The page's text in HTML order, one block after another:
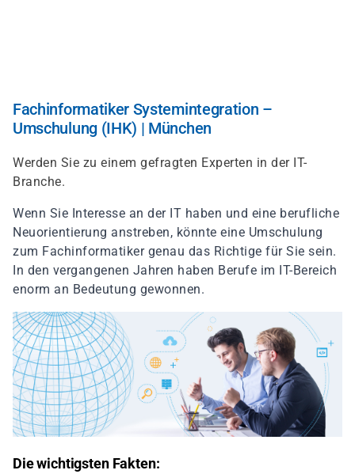
Fachinformatiker Systemintegration –
Umschulung (IHK) | München
Werden Sie zu einem gefragten Experten in der IT-
Branche.
Wenn Sie Interesse an der IT haben und eine berufliche
Neuorientierung anstreben, könnte eine Umschulung
zum Fachinformatiker genau das Richtige für Sie sein.
In den vergangenen Jahren haben Berufe im IT-Bereich
enorm an Bedeutung gewonnen.
Die wichtigsten Fakten: